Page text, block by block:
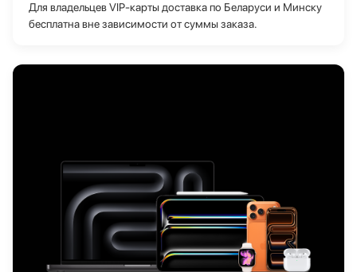
Для владельцев VIP‑карты доставка по Беларуси и Минску
бесплатна вне зависимости от суммы заказа.